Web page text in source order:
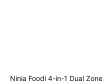
Ninja Foodi 4-in-1 Dual Zone